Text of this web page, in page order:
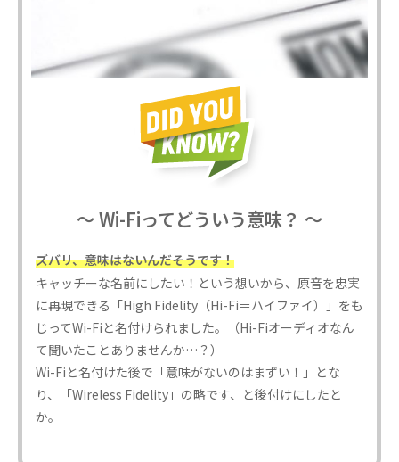
～ Wi-Fiってどういう意味？ ～
ズバリ、意味はないんだそうです！
キャッチーな名前にしたい！という想いから、原音を忠実
に再現できる「High Fidelity（Hi-Fi＝ハイファイ）」をも
じってWi-Fiと名付けられました。（Hi-Fiオーディオなん
て聞いたことありませんか…？）
Wi-Fiと名付けた後で「意味がないのはまずい！」とな
り、「Wireless Fidelity」の略です、と後付けにしたと
か。